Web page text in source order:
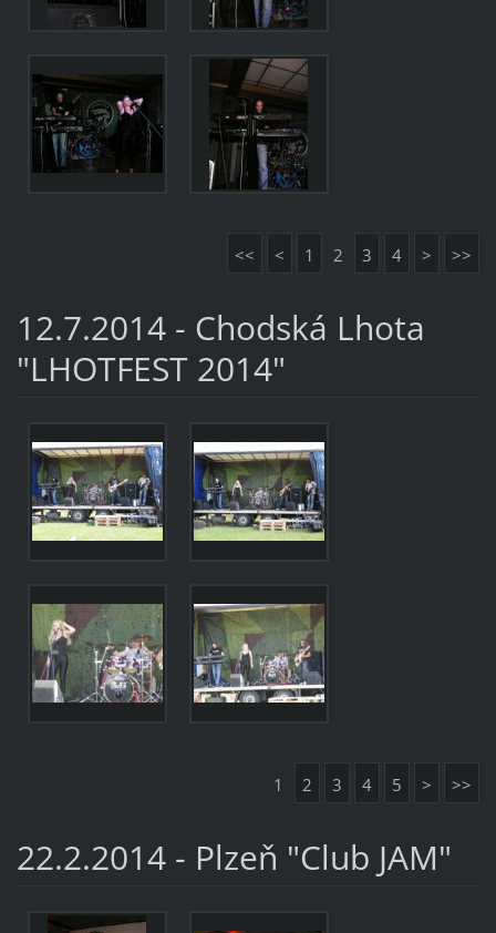
<< < 1 2 3 4 > >>
12.7.2014 - Chodská Lhota
"LHOTFEST 2014"
1 2 3 4 5 > >>
22.2.2014 - Plzeň "Club JAM"